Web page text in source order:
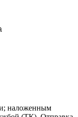
наложенным